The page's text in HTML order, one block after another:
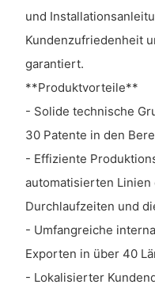
und
Kundenzufriedenheit
garantiert.
**Produktvorteile**
- Solide technische
30 Patente in den
- Effiziente
automatisierten
Durchlaufzeiten und
- Umfangreiche
Exporten in über 40
- Lokalisierter